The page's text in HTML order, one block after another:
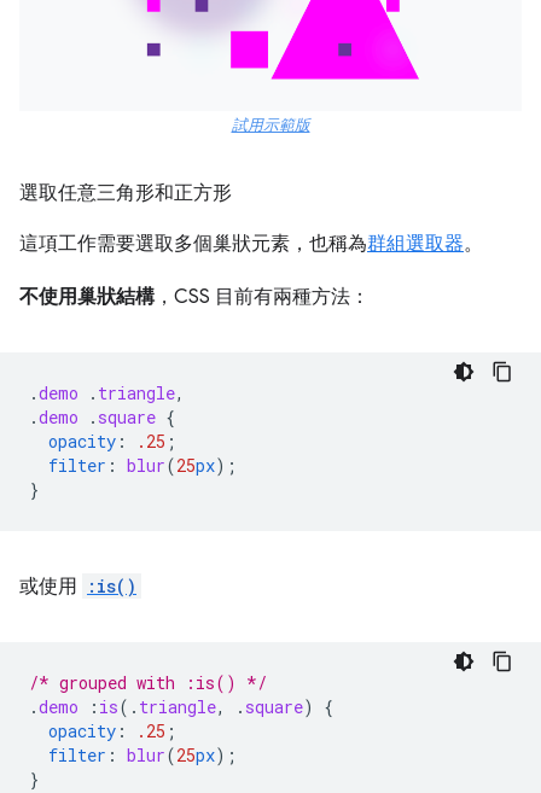
試用示範版
選取任意三角形和正方形
這項工作需要選取多個巢狀元素，也稱為群組選取器。
不使用巢狀結構 ，CSS 目前有兩種方法：
.demo . triangle,
.demo . square {
opacity : .25 ;
filter : blur(25px);
}
或使用 :is()
/* grouped with :is() */
.demo : is( . triangle, . square)
{
opacity : .25 ;
filter : blur(25px);
}